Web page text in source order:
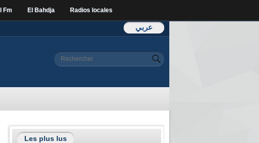
Fm El Bahdja Radios locales
عربي
Formulaire de
Rechercher
Les plus lus